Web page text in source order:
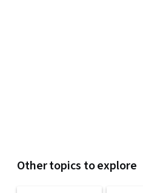
Other topics to explore